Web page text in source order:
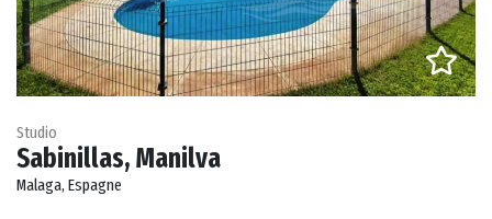
Studio
Sabinillas, Manilva
Malaga, Espagne